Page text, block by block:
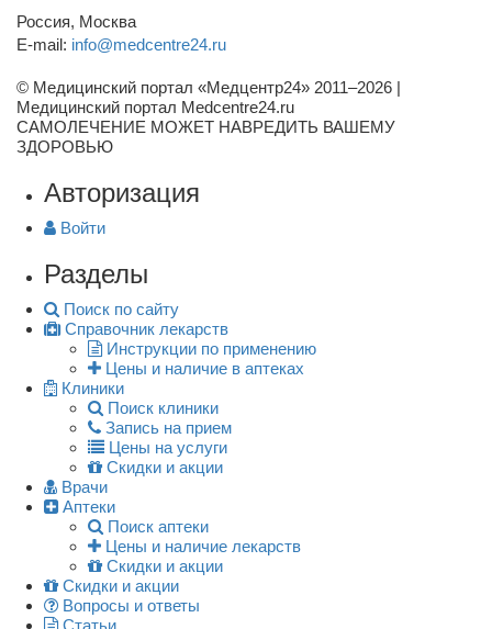
Россия, Москва
E-mail: info@medcentre24.ru
© Медицинский портал «Медцентр24» 2011–2026 |
Медицинский портал Medcentre24.ru
САМОЛЕЧЕНИЕ МОЖЕТ НАВРЕДИТЬ ВАШЕМУ
ЗДОРОВЬЮ
Авторизация
Войти
Разделы
Поиск по сайту
Справочник лекарств
Инструкции по применению
Цены и наличие в аптеках
Клиники
Поиск клиники
Запись на прием
Цены на услуги
Скидки и акции
Врачи
Аптеки
Поиск аптеки
Цены и наличие лекарств
Скидки и акции
Скидки и акции
Вопросы и ответы
Статьи